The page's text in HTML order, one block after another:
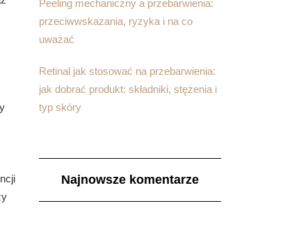
Peeling mechaniczny a przebarwienia:
przeciwwskazania, ryzyka i na co
uważać
Retinal jak stosować na przebarwienia:
jak dobrać produkt: składniki, stężenia i
typ skóry
Najnowsze komentarze